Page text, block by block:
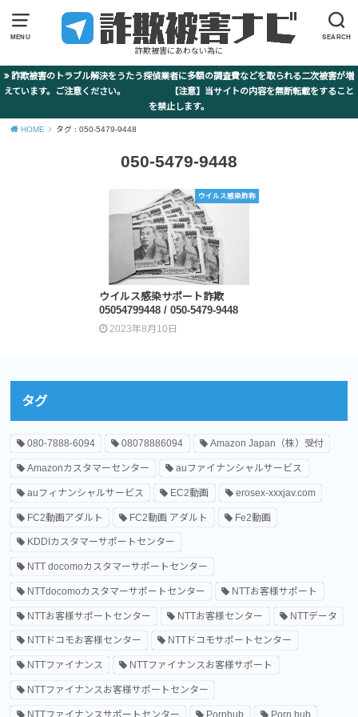
MENU SEARCH
詐欺被害にあわない為に
詐欺被害のトラブル解決をうたう探偵業者に多額の調査費などを取られる二次被害が増
えています。ご注意ください。 【注意】当サイトの内容を無断転載をすること
を禁止します。
HOME タグ : 050-5479-9448
050-5479-9448
ウイルス感染詐称
ウイルス感染サポート詐欺
05054799448 / 050-5479-9448
2023年8月10日
タグ
080-7888-6094 08078886094 Amazon Japan（株）受付
Amazonカスタマーセンター auファイナンシャルサービス
auフィナンシャルサービス EC2動画 erosex-xxxjav.com
FC2動画アダルト FC2動画 アダルト Fe2動画
KDDIカスタマーサポートセンター
NTT docomoカスタマーサポートセンター
NTTdocomoカスタマーサポートセンター NTTお客様サポート
NTTお客様サポートセンター NTTお客様センター NTTデータ
NTTドコモお客様センター NTTドコモサポートセンター
NTTファイナンス NTTファイナンスお客様サポート
NTTファイナンスお客様サポートセンター
NTTファイナンスサポートセンター Pornhub Porn hub